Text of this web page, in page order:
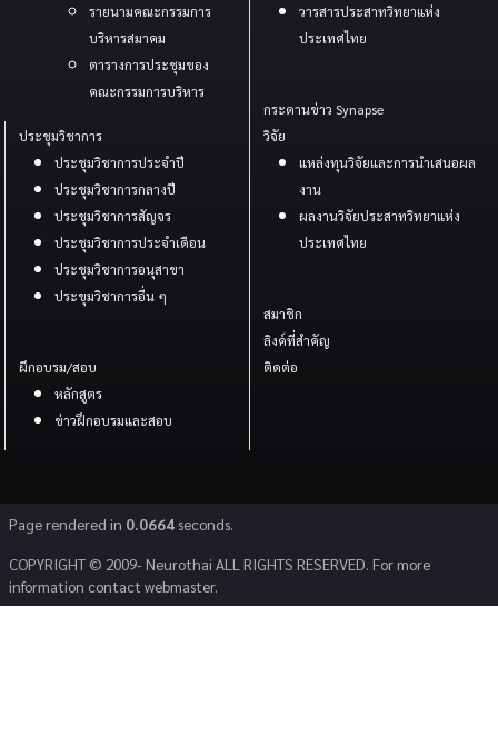
รายนามคณะกรรมการ
บริหารสมาคม
ตารางการประชุมของ
คณะกรรมการบริหาร
วารสารประสาทวิทยาแห่ง
ประเทศไทย
กระดานข่าว Synapse
ประชุมวิชาการ
ประชุมวิชาการประจำปี
ประชุมวิชาการกลางปี
ประชุมวิชาการสัญจร
ประชุมวิชาการประจำเดือน
ประชุมวิชาการอนุสาขา
ประขุมวิชาการอื่น ๆ
ผึกอบรม/สอบ
หลักสูตร
ข่าวฝึกอบรมและสอบ
วิจัย
แหล่งทุนวิจัยและการนำเสนอผล
งาน
ผลงานวิจัยประสาทวิทยาแห่ง
ประเทศไทย
สมาชิก
ลิงค์ที่สำคัญ
ติดต่อ
Page rendered in 0.0664 seconds.
COPYRIGHT © 2009- Neurothai ALL RIGHTS RESERVED. For more
information contact webmaster.